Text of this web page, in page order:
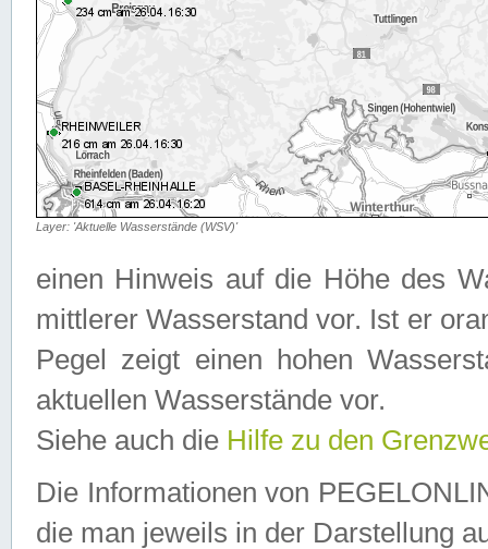
Layer: 'Aktuelle Wasserstände (WSV)'
einen Hinweis auf die Höhe des
mittlerer Wasserstand vor. Ist er
Pegel zeigt einen hohen
aktuellen Wasserstände vor.
Siehe auch die Hilfe zu den
Die Informationen von
die man jeweils in der Darstellung